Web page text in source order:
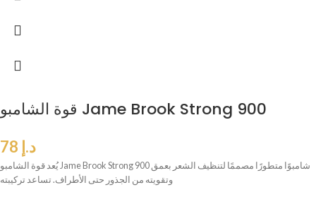
قوة الشامبو Jame Brook Strong 900
د.إ
يُعد قوة الشامبو Jame Brook Strong 900 شامبوًا متطورًا مصممًا لتنظيف الشعر بعمق
وتقويته من الجذور حتى الأطراف. تساعد تركيبته